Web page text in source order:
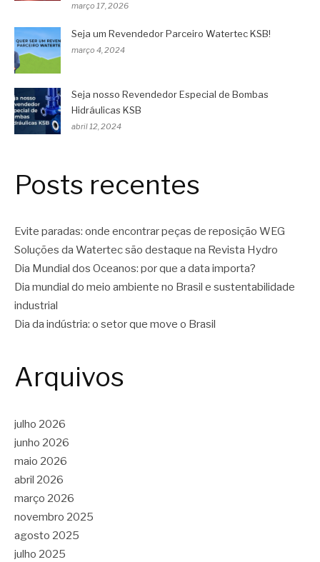
março 17, 2026
Seja um Revendedor Parceiro Watertec KSB!
março 4, 2024
Seja nosso Revendedor Especial de Bombas
Hidráulicas KSB
abril 12, 2024
Posts recentes
Evite paradas: onde encontrar peças de reposição WEG
Soluções da Watertec são destaque na Revista Hydro
Dia Mundial dos Oceanos: por que a data importa?
Dia mundial do meio ambiente no Brasil e sustentabilidade
industrial
Dia da indústria: o setor que move o Brasil
Arquivos
julho 2026
junho 2026
maio 2026
abril 2026
março 2026
novembro 2025
agosto 2025
julho 2025